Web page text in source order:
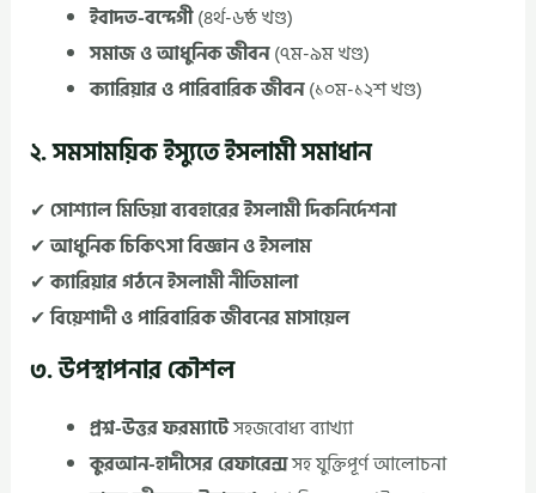
ইবাদত-বন্দেগী(৪র্থ-৬ষ্ঠ খণ্ড)
সমাজ ও আধুনিক জীবন(৭ম-৯ম খণ্ড)
ক্যারিয়ার ও পারিবারিক জীবন(১০ম-১২শ খণ্ড)
২. সমসাময়িক ইস্যুতে ইসলামী সমাধান
✔সোশ্যাল মিডিয়া ব্যবহারের ইসলামী দিকনির্দেশনা
✔আধুনিক চিকিৎসা বিজ্ঞান ও ইসলাম
✔ক্যারিয়ার গঠনে ইসলামী নীতিমালা
✔বিয়েশাদী ও পারিবারিক জীবনের মাসায়েল
৩. উপস্থাপনার কৌশল
প্রশ্ন-উত্তর ফরম্যাটেসহজবোধ্য ব্যাখ্যা
কুরআন-হাদীসের রেফারেন্সসহ যুক্তিপূর্ণ আলোচনা